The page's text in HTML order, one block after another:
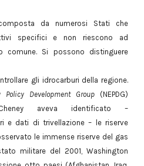
da numerosi Stati che
specifici e non riescono ad
comune. Si possono distinguere
gli idrocarburi della regione.
Policy Development Group (NEPDG)
aveva identificato –
e dati di trivellazione – le riserve
le immense riserve del gas
militare del 2001, Washington